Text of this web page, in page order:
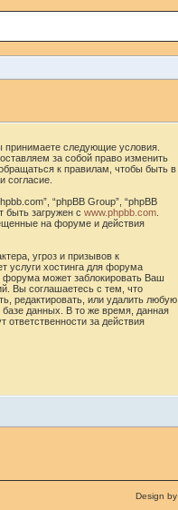
принимаете следующие условия.
за собой право изменить
к правилам, чтобы быть в
согласие.
“phpBB Group”, “phpBB
быть загружен с www.phpbb.com
на форуме и действия
угроз и призывов к
услуги хостинга для форума
форума может заблокировать Ваш
Вы соглашаетесь с тем, что
редактировать, или удалить любую
данных. В то же время, данная
ответственности за действия
Design by